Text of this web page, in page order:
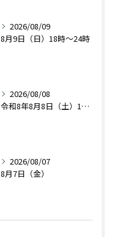
2026/08/09
8月9日（日）18時〜24時
2026/08/08
令和8年8月8日（土）18時〜24時
2026/08/07
8月7日（金）